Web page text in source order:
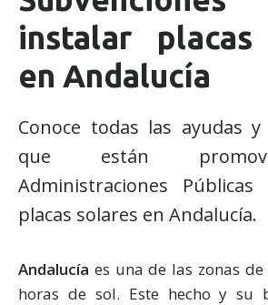
instalar placas
en Andalucía
Conoce todas las ayudas y
que están
Administraciones
placas solares en Andalucía.
Andalucía es una de las zonas
horas de sol. Este hecho y su